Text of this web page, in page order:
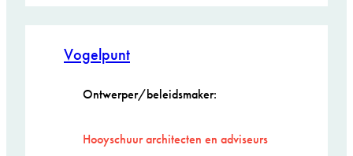
ARIE KEPPLER
Vogelpunt
Ontwerper/beleidsmaker:
Hooyschuur architecten en adviseurs